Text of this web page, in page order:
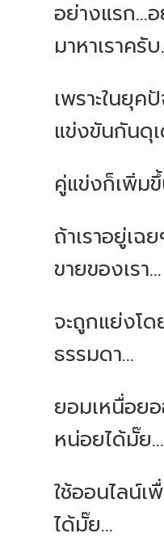
อย่างแรก...
มาหาเราครับ
เพราะในยุค
แข่งขันกันดุ
คู่แข่งก็เพิ่ม
ถ้าเราอยู่เฉ
ขายของเรา...
จะถูกแย่งโ
ธรรมดา...
ยอมเหนื่อย
หน่อยได้มั๊ย...
ใช้ออนไลน์
ได้มั๊ย...